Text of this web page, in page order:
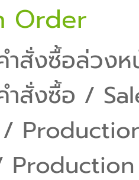
Order
สั่งซื้อล่วง
ำสั่งซื้อ /